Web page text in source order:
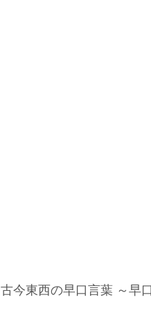
古今東西の早口言葉 ～早